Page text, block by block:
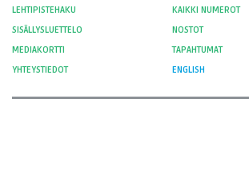
LEHTIPISTEHAKU
KAIKKI NUMEROT
SISÄLLYSLUETTELO
NOSTOT
MEDIAKORTTI
TAPAHTUMAT
YHTEYSTIEDOT
ENGLISH